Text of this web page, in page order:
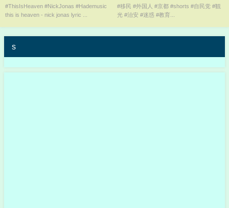
#ThisIsHeaven #NickJonas #Hademusic
this is heaven - nick jonas lyric ...
自民党 #観光 #治安 #迷惑 #教育
#移民 #外国人 #京都 #shorts #自民党 #観
光 #治安 #迷惑 #教育...
s